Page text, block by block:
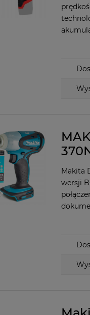
Makita
wersji